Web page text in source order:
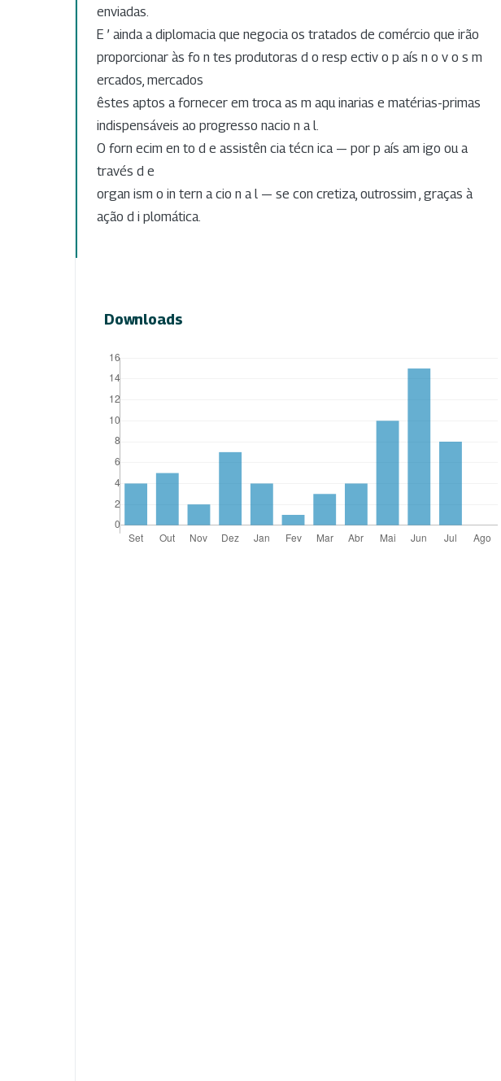
enviadas.
E ’ ainda a diplomacia que negocia os tratados de comércio que irão
proporcionar às fo n tes produtoras d o resp ectiv o p aís n o v o s m
ercados, mercados
êstes aptos a fornecer em troca as m aqu inarias e matérias-primas
indispensáveis ao progresso nacio n a l.
O forn ecim en to d e assistên cia técn ica — por p aís am igo ou a
través d e
organ ism o in tern a cio n a l — se con cretiza, outrossim , graças à
ação d i plomática.
Downloads